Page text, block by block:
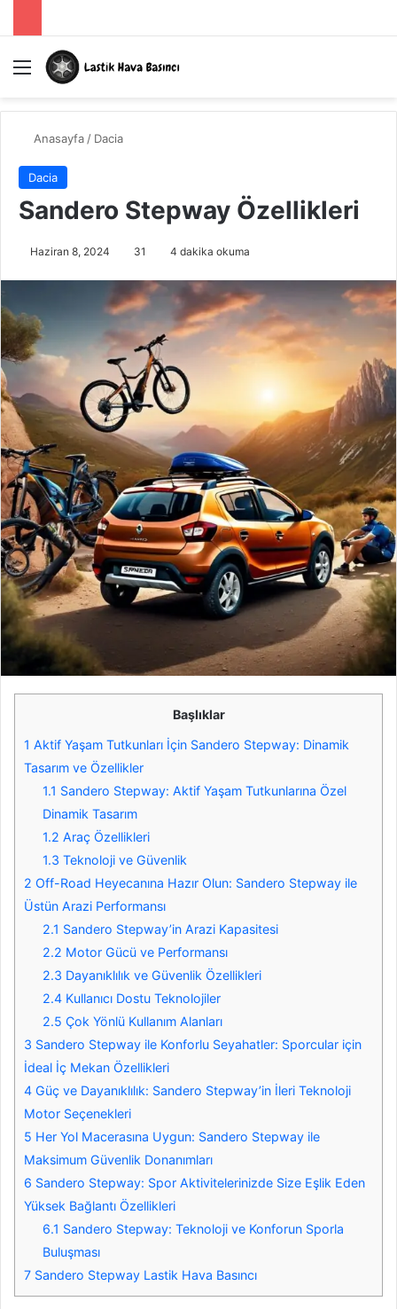
Menü
Anasayfa / Dacia
Dacia
Sandero Stepway Özellikleri
Haziran 8, 2024 31 4 dakika okuma
Başlıklar
1 Aktif Yaşam Tutkunları İçin Sandero Stepway: Dinamik
Tasarım ve Özellikler
1.1 Sandero Stepway: Aktif Yaşam Tutkunlarına Özel
Dinamik Tasarım
1.2 Araç Özellikleri
1.3 Teknoloji ve Güvenlik
2 Off-Road Heyecanına Hazır Olun: Sandero Stepway ile
Üstün Arazi Performansı
2.1 Sandero Stepway’in Arazi Kapasitesi
2.2 Motor Gücü ve Performansı
2.3 Dayanıklılık ve Güvenlik Özellikleri
2.4 Kullanıcı Dostu Teknolojiler
2.5 Çok Yönlü Kullanım Alanları
3 Sandero Stepway ile Konforlu Seyahatler: Sporcular için
İdeal İç Mekan Özellikleri
4 Güç ve Dayanıklılık: Sandero Stepway’in İleri Teknoloji
Motor Seçenekleri
5 Her Yol Macerasına Uygun: Sandero Stepway ile
Maksimum Güvenlik Donanımları
6 Sandero Stepway: Spor Aktivitelerinizde Size Eşlik Eden
Yüksek Bağlantı Özellikleri
6.1 Sandero Stepway: Teknoloji ve Konforun Sporla
Buluşması
7 Sandero Stepway Lastik Hava Basıncı